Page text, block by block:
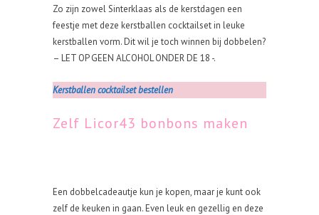
Zo zijn zowel Sinterklaas als de kerstdagen een
feestje met deze kerstballen cocktailset in leuke
kerstballen vorm. Dit wil je toch winnen bij dobbelen?
– LET OP GEEN ALCOHOL ONDER DE 18 -.
Kerstballen cocktailset bestellen
Zelf Licor43 bonbons maken
Een dobbelcadeautje kun je kopen, maar je kunt ook
zelf de keuken in gaan. Even leuk en gezellig en deze